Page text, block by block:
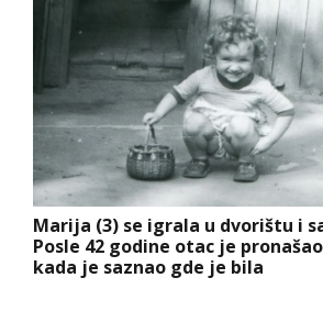
Marija (3) se igrala u dvorištu i
Posle 42 godine otac je
kada je saznao gde je bila